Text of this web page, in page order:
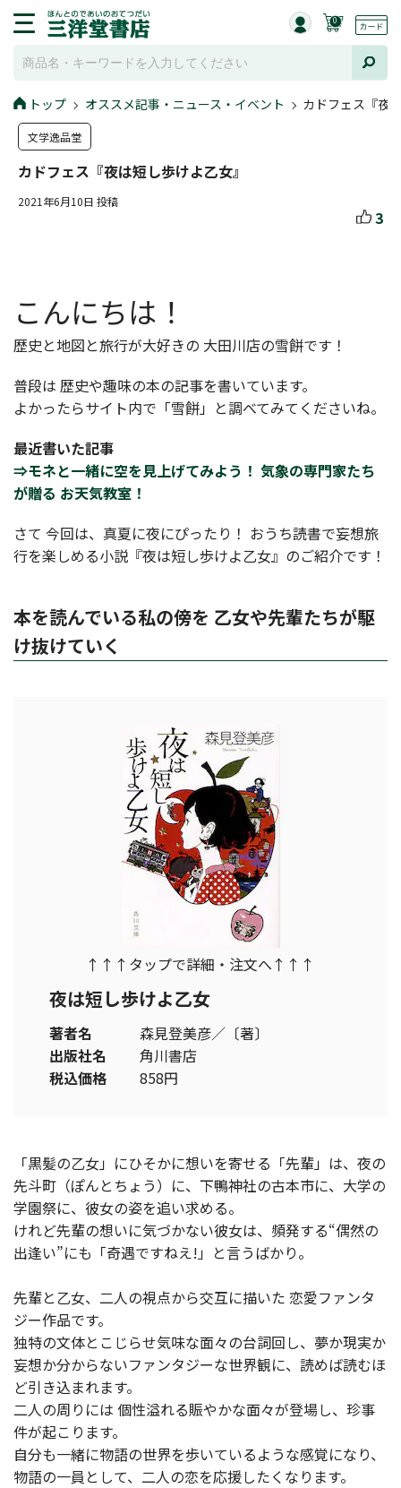
0
トップ オススメ記事・ニュース・イベント カドフェス『夜
文学逸品堂
カドフェス『夜は短し歩けよ乙女』
2021年6月10日 投稿
3
こんにちは！
歴史と地図と旅行が大好きの 大田川店の雪餅です！
普段は 歴史や趣味の本の記事を書いています。
よかったらサイト内で「雪餅」と調べてみてくださいね。
最近書いた記事
⇒モネと一緒に空を見上げてみよう！ 気象の専門家たち
が贈る お天気教室！
さて 今回は、真夏に夜にぴったり！ おうち読書で妄想旅
行を楽しめる小説『夜は短し歩けよ乙女』のご紹介です！
本を読んでいる私の傍を 乙女や先輩たちが駆
け抜けていく
↑↑↑タップで詳細・注文へ↑↑↑
夜は短し歩けよ乙女
著者名
森見登美彦／〔著〕
出版社名
角川書店
税込価格
858円
「黒髪の乙女」にひそかに想いを寄せる「先輩」は、夜の
先斗町（ぽんとちょう）に、下鴨神社の古本市に、大学の
学園祭に、彼女の姿を追い求める。
けれど先輩の想いに気づかない彼女は、頻発する“偶然の
出逢い”にも「奇遇ですねえ!」と言うばかり。
先輩と乙女、二人の視点から交互に描いた 恋愛ファンタ
ジー作品です。
独特の文体とこじらせ気味な面々の台詞回し、夢か現実か
妄想か分からないファンタジーな世界観に、読めば読むほ
ど引き込まれます。
二人の周りには 個性溢れる賑やかな面々が登場し、珍事
件が起こります。
自分も一緒に物語の世界を歩いているような感覚になり、
物語の一員として、二人の恋を応援したくなります。